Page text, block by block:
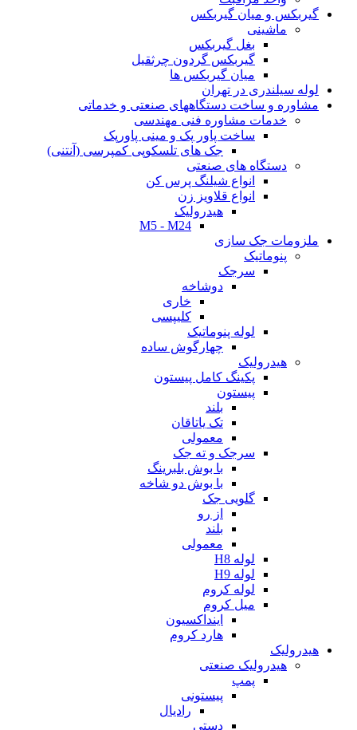
گیربکس و میان گیربکس
ماشینی
بغل گیربکس
گیربکس گردون چرثقیل
میان گیربکس ها
لوله سیلندری در تهران
مشاوره و ساخت دستگاههای صنعتی و خدماتی
خدمات مشاوره فنی مهندسی
ساخت پاور پک و مینی پاورپک
جک های تلسکوپی کمپرسی (آنتنی)
دستگاه های صنعتی
انواع شیلنگ پرس کن
انواع قلاویز زن
هیدرولیک
M5 - M24
ملزومات جک سازی
پنوماتیک
سرجک
دوشاخه
خاری
کلیپسی
لوله پنوماتیک
چهارگوش ساده
هیدرولیک
پکینگ کامل پیستون
پیستون
بلند
تک یاتاقان
معمولی
سرجک و ته جک
با بوش بلبرینگ
با بوش دو شاخه
گلویی جک
از رو
بلند
معمولی
لوله H8
لوله H9
لوله کروم
میل کروم
اینداکسیون
هارد کروم
هیدرولیک
هیدرولیک صنعتی
پمپ
پیستونی
رادیال
دستی